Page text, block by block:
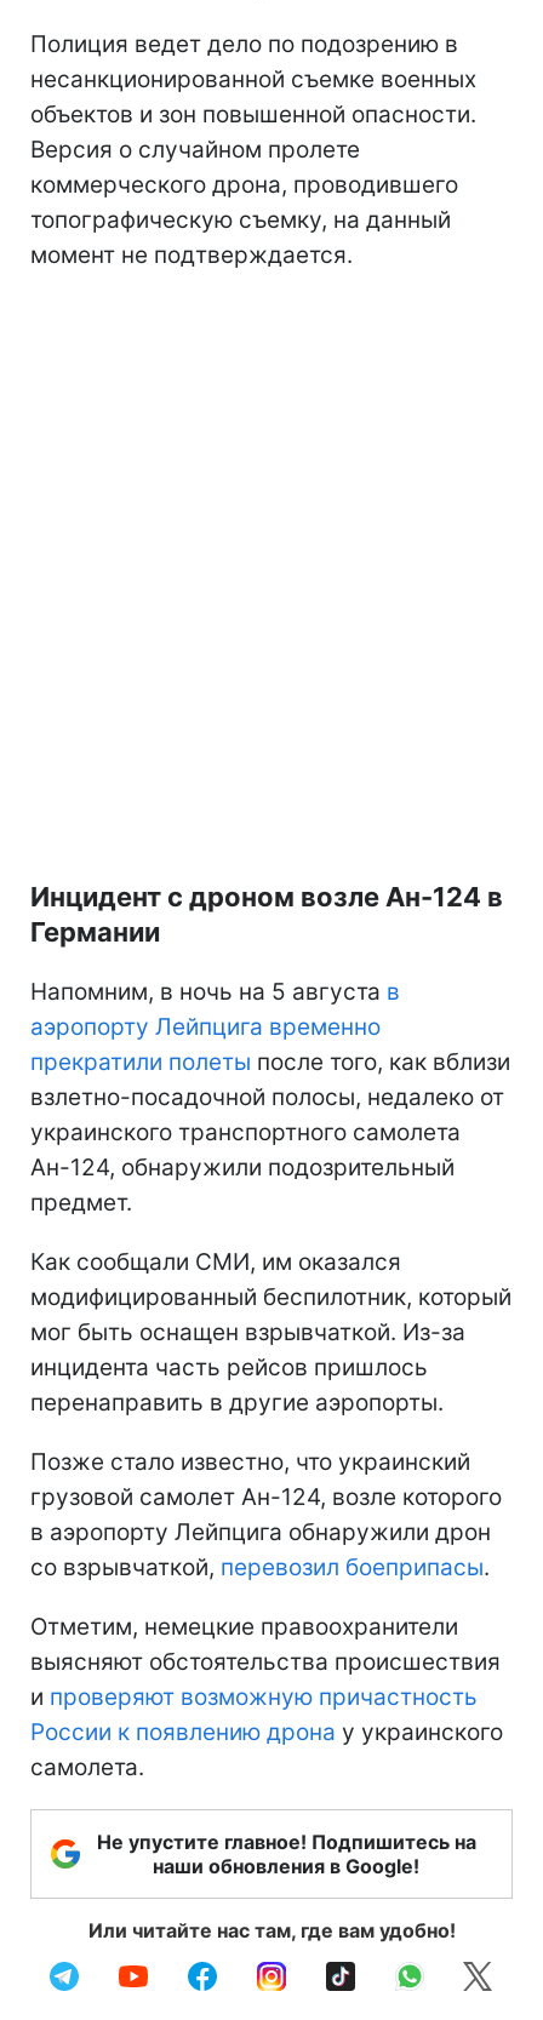
Полиция ведет дело по подозрению в
несанкционированной съемке военных
объектов и зон повышенной опасности.
Версия о случайном пролете
коммерческого дрона, проводившего
топографическую съемку, на данный
момент не подтверждается.
Инцидент с дроном возле Ан-124 в
Германии
Напомним, в ночь на 5 августа в
аэропорту Лейпцига временно
прекратили полеты после того, как вблизи
взлетно-посадочной полосы, недалеко от
украинского транспортного самолета
Ан-124, обнаружили подозрительный
предмет.
Как сообщали СМИ, им оказался
модифицированный беспилотник, который
мог быть оснащен взрывчаткой. Из-за
инцидента часть рейсов пришлось
перенаправить в другие аэропорты.
Позже стало известно, что украинский
грузовой самолет Ан-124, возле которого
в аэропорту Лейпцига обнаружили дрон
со взрывчаткой, перевозил боеприпасы.
Отметим, немецкие правоохранители
выясняют обстоятельства происшествия
и проверяют возможную причастность
России к появлению дрона у украинского
самолета.
Не упустите главное! Подпишитесь на
наши обновления в Google!
Или читайте нас там, где вам удобно!